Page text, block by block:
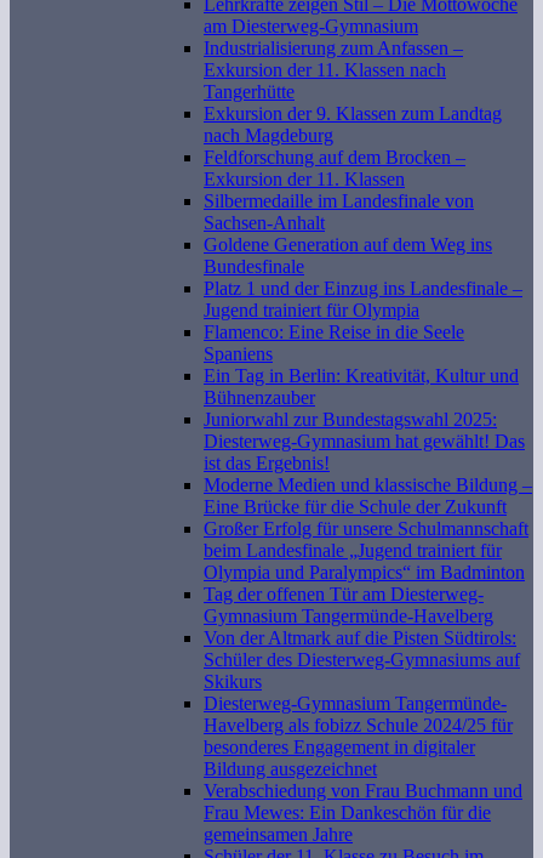
Lehrkräfte zeigen Stil – Die Mottowoche
am Diesterweg-Gymnasium
Industrialisierung zum Anfassen –
Exkursion der 11. Klassen nach
Tangerhütte
Exkursion der 9. Klassen zum Landtag
nach Magdeburg
Feldforschung auf dem Brocken –
Exkursion der 11. Klassen
Silbermedaille im Landesfinale von
Sachsen-Anhalt
Goldene Generation auf dem Weg ins
Bundesfinale
Platz 1 und der Einzug ins Landesfinale –
Jugend trainiert für Olympia
Flamenco: Eine Reise in die Seele
Spaniens
Ein Tag in Berlin: Kreativität, Kultur und
Bühnenzauber
Juniorwahl zur Bundestagswahl 2025:
Diesterweg-Gymnasium hat gewählt! Das
ist das Ergebnis!
Moderne Medien und klassische Bildung –
Eine Brücke für die Schule der Zukunft
Großer Erfolg für unsere Schulmannschaft
beim Landesfinale „Jugend trainiert für
Olympia und Paralympics“ im Badminton
Tag der offenen Tür am Diesterweg-
Gymnasium Tangermünde-Havelberg
Von der Altmark auf die Pisten Südtirols:
Schüler des Diesterweg-Gymnasiums auf
Skikurs
Diesterweg-Gymnasium Tangermünde-
Havelberg als fobizz Schule 2024/25 für
besonderes Engagement in digitaler
Bildung ausgezeichnet
Verabschiedung von Frau Buchmann und
Frau Mewes: Ein Dankeschön für die
gemeinsamen Jahre